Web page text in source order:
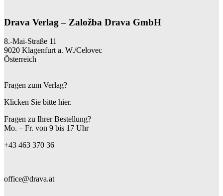
Drava Verlag – Založba Drava GmbH
8.-Mai-Straße 11
9020 Klagenfurt a. W./Celovec
Österreich
Fragen zum Verlag?
Klicken Sie bitte hier.
Fragen zu Ihrer Bestellung?
Mo. – Fr. von 9 bis 17 Uhr
+43 463 370 36
office@drava.at